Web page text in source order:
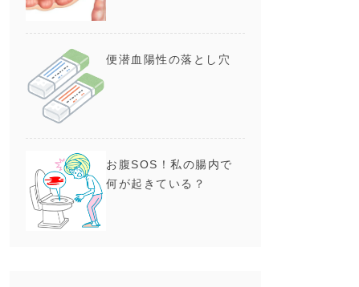
便潜血陽性の落とし穴
お腹SOS！私の腸内で
何が起きている？